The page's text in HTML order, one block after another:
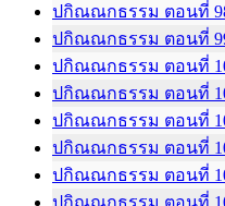
ปกิณณกธรรม ตอนที่
ปกิณณกธรรม ตอนที่
ปกิณณกธรรม ตอนที่
ปกิณณกธรรม ตอนที่
ปกิณณกธรรม ตอนที่
ปกิณณกธรรม ตอนที่
ปกิณณกธรรม ตอนที่
ปกิณณกธรรม ตอนที่